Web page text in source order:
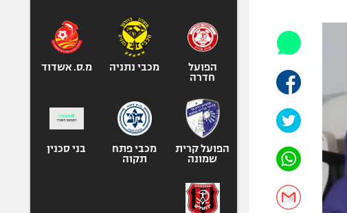
אופניים
ספורט מוטורי
כדורמים
בייסבול MLB
ספורט אתגרי
אומנויות לחימה
הפועל
חדרה
מכבי נתניה מ.ס. אשדוד
הפועל קרית
שמונה
מכבי פתח
תקוה
בני סכנין